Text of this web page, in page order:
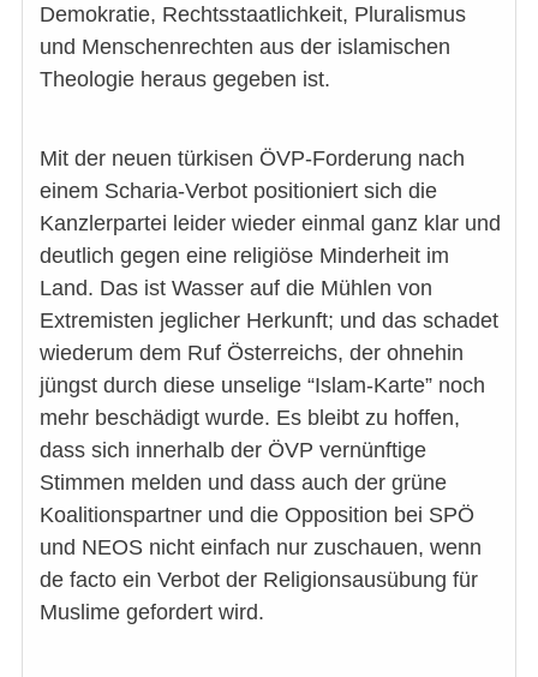
Demokratie, Rechtsstaatlichkeit, Pluralismus
und Menschenrechten aus der islamischen
Theologie heraus gegeben ist.
Mit der neuen türkisen ÖVP-Forderung nach
einem Scharia-Verbot positioniert sich die
Kanzlerpartei leider wieder einmal ganz klar und
deutlich gegen eine religiöse Minderheit im
Land. Das ist Wasser auf die Mühlen von
Extremisten jeglicher Herkunft; und das schadet
wiederum dem Ruf Österreichs, der ohnehin
jüngst durch diese unselige “Islam-Karte” noch
mehr beschädigt wurde. Es bleibt zu hoffen,
dass sich innerhalb der ÖVP vernünftige
Stimmen melden und dass auch der grüne
Koalitionspartner und die Opposition bei SPÖ
und NEOS nicht einfach nur zuschauen, wenn
de facto ein Verbot der Religionsausübung für
Muslime gefordert wird.